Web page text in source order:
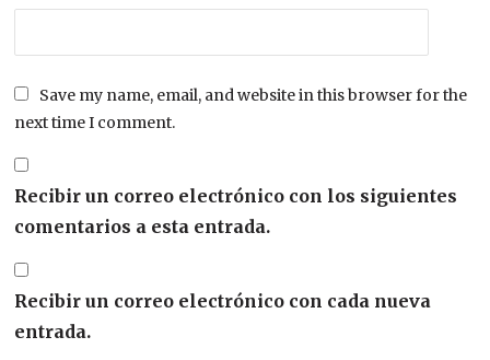
Save my name, email, and website in this browser for the
next time I comment.
Recibir un correo electrónico con los siguientes
comentarios a esta entrada.
Recibir un correo electrónico con cada nueva
entrada.